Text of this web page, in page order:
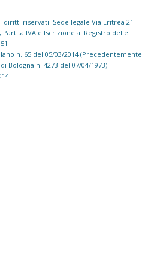
riservati. Sede legale Via Eritrea 21 -
IVA e Iscrizione al Registro delle
n. 65 del 05/03/2014 (Precedentemente
Bologna n. 4273 del 07/04/1973)